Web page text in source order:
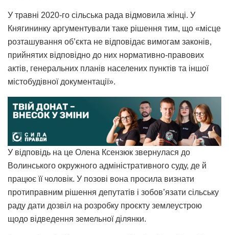
У травні 2020-го сільська рада відмовила жінці. У
Княгининку аргументували таке рішення тим, що «місце
розташування об’єкта не відповідає вимогам законів,
прийнятих відповідно до них нормативно-правових
актів, генеральних планів населених пунктів та іншої
містобудівної документації».
У відповідь на це Олена Ксензюк звернулася до
Волинського окружного адміністративного суду, де й
працює її чоловік. У позові вона просила визнати
протиправним рішення депутатів і зобов’язати сільську
раду дати дозвіл на розробку проєкту землеустрою
щодо відведення земельної ділянки.